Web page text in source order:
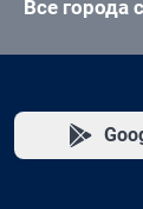
Все города